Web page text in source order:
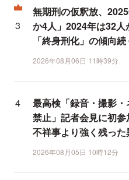
無期刑の仮釈放、
か4人」2024年は32
「終身刑化」の傾向続
2026年08月06日 11時39分
最高検「録音・撮影
禁止」記者会見に初
不祥事より強く残っ
2026年08月05日 10時12分